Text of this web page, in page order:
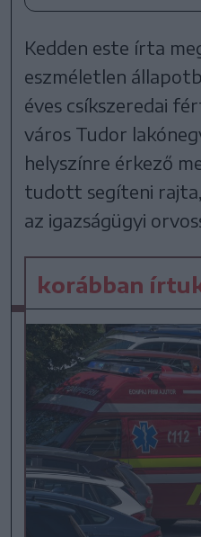
Kedden este írta
eszméletlen
éves csíkszeredai
város Tudor
helyszínre érkező
tudott segíteni
az igazságügyi
korábban